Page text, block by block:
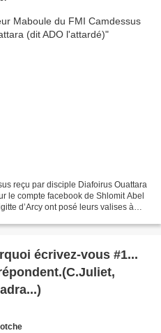
reçu par disciple Diafoirus Ouattara
le compte facebook de Shlomit Abel
d’Arcy ont posé leurs valises à
écrivez-vous #1...